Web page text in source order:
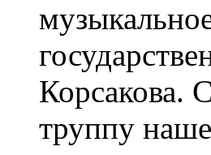
Корсакова.
труппу